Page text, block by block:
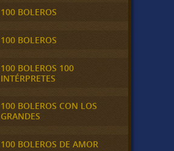
100 BOLEROS
100 BOLEROS
100 BOLEROS 100
INTÉRPRETES
100 BOLEROS CON LOS
GRANDES
100 BOLEROS DE AMOR